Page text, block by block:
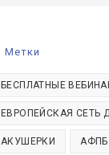
Метки
БЕСПЛАТНЫЕ
ЕВРОПЕЙСКАЯ СЕТЬ
АКУШЕРКИ АФПБ